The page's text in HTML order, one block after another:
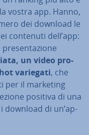
vostra app. Hanno,
dei download le
contenuti dell’app:
un video pro­
variegati, che
per il marketing
positiva di una
download di un’ap­